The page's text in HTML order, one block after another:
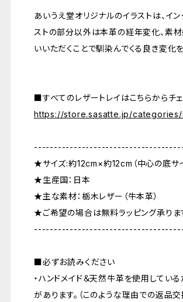
あいうえ堂オリジナルのイラストは、イ
ストの部分以外は本革の経年変化、素
いいただくことで馴染んでくる良き変化
■すべてのレザートレイはこちらからチ
https://store.sasatte.jp/
★サイズ:約12cm×約12cm（中心の底サ
★生産国：日本
★主な素材：栃木レザー（牛本革）
★ご希望の場合は無料ラッピング承りま
■必ずお読みください
・ハンドメイド＆天然牛革を使用してい
があります。（このような理由での返品